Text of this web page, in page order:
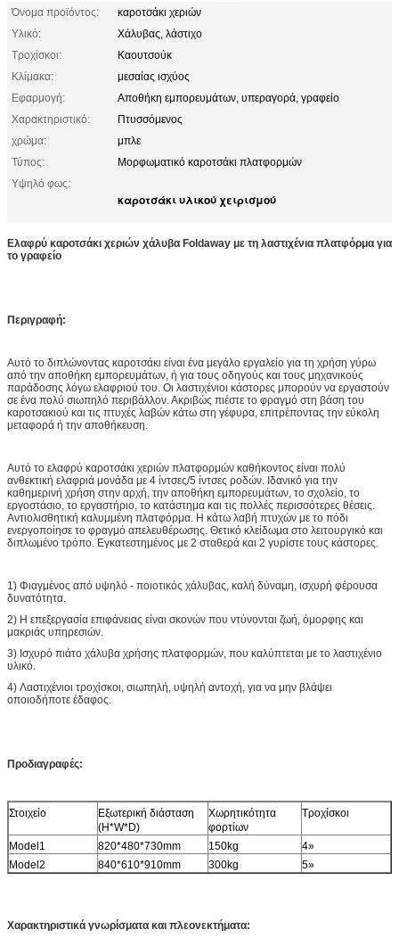
Όνομα προϊόντος:
καροτσάκι χεριών
Υλικό:
Χάλυβας, λάστιχο
Τροχίσκοι:
Καουτσούκ
Κλίμακα:
μεσαίας ισχύος
Εφαρμογή:
Αποθήκη εμπορευμάτων, υπεραγορά, γραφείο
Χαρακτηριστικό:
Πτυσσόμενος
χρώμα:
μπλε
Τύπος:
Μορφωματικό καροτσάκι πλατφορμών
Υψηλό φως:
καροτσάκι υλικού χειρισμού
Ελαφρύ καροτσάκι χεριών χάλυβα Foldaway με τη λαστιχένια πλατφόρμα για
το γραφείο
Περιγραφή:
Αυτό το διπλώνοντας καροτσάκι είναι ένα μεγάλο εργαλείο για τη χρήση γύρω
από την αποθήκη εμπορευμάτων, ή για τους οδηγούς και τους μηχανικούς
παράδοσης λόγω ελαφριού του. Οι λαστιχένιοι κάστορες μπορούν να εργαστούν
σε ένα πολύ σιωπηλό περιβάλλον. Ακριβώς πιέστε το φραγμό στη βάση του
καροτσακιού και τις πτυχές λαβών κάτω στη γέφυρα, επιτρέποντας την εύκολη
μεταφορά ή την αποθήκευση.
Αυτό το ελαφρύ καροτσάκι χεριών πλατφορμών καθήκοντος είναι πολύ
ανθεκτική ελαφριά μονάδα με 4 ίντσες/5 ίντσες ροδών. Ιδανικό για την
καθημερινή χρήση στην αρχή, την αποθήκη εμπορευμάτων, το σχολείο, το
εργοστάσιο, το εργαστήριο, το κατάστημα και τις πολλές περισσότερες θέσεις.
Αντιολισθητική καλυμμένη πλατφόρμα. Η κάτω λαβή πτυχών με το πόδι
ενεργοποίησε το φραγμό απελευθέρωσης. Θετικό κλείδωμα στο λειτουργικό και
διπλωμένο τρόπο. Εγκατεστημένος με 2 σταθερά και 2 γυρίστε τους κάστορες.
1) Φιαγμένος από υψηλό - ποιοτικός χάλυβας, καλή δύναμη, ισχυρή φέρουσα
δυνατότητα.
2) Η επεξεργασία επιφάνειας είναι σκονών που ντύνονται ζωή, όμορφης και
μακριάς υπηρεσιών.
3) Ισχυρό πιάτο χάλυβα χρήσης πλατφορμών, που καλύπτεται με το λαστιχένιο
υλικό.
4) Λαστιχένιοι τροχίσκοι, σιωπηλή, υψηλή αντοχή, για να μην βλάψει
οποιοδήποτε έδαφος.
Προδιαγραφές:
Στοιχείο
Εξωτερική διάσταση
(H*W*D)
Χωρητικότητα
φορτίων
Τροχίσκοι
Model1 820*480*730mm 150kg
4»
Model2
840*610*910mm 300kg 5»
Χαρακτηριστικά γνωρίσματα και πλεονεκτήματα: